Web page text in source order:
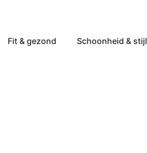
Fit & gezond Schoonheid & stijl